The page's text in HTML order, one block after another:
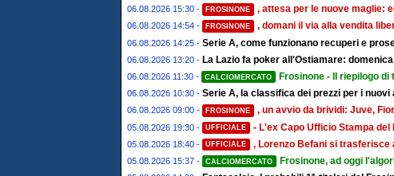
06.08.2026 15:30 - FROSINONE , attesa per le nuove maglie:
06.08.2026 14:54 - FROSINONE , domani il via alla vendita
06.08.2026 14:25 - Serie A, come funzionano recuperi e
06.08.2026 13:20 - La Lazio fa poker all'Ostiamare:
06.08.2026 11:30 - CALCIOMERCATO Frosinone - Il riepilogo
06.08.2026 10:30 - Serie A, la classifica dei prezzi per i nuovi
06.08.2026 09:00 - FROSINONE , un avvio da brividi: Juve,
05.08.2026 19:30 - UFFICIALE - L'ex Capo Ufficio Stampa
05.08.2026 18:40 - UFFICIALE , Lorenzo Befani si trasferisce
05.08.2026 15:37 - CALCIOMERCATO Frosinone, ad oggi